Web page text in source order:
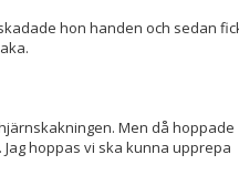
hon handen och sedan
Men då hoppade
hoppas vi ska kunna upprepa